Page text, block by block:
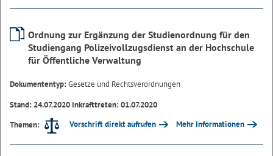
Ordnung zur Ergänzung der Studienordnung für den
Studiengang Polizeivollzugsdienst an der Hochschule
für Öffentliche Verwaltung
Dokumententyp:Gesetze und Rechtsverordnungen
Stand: 24.07.2020 Inkrafttreten: 01.07.2020
Themen:
Vorschrift direkt aufrufen Mehr Informationen